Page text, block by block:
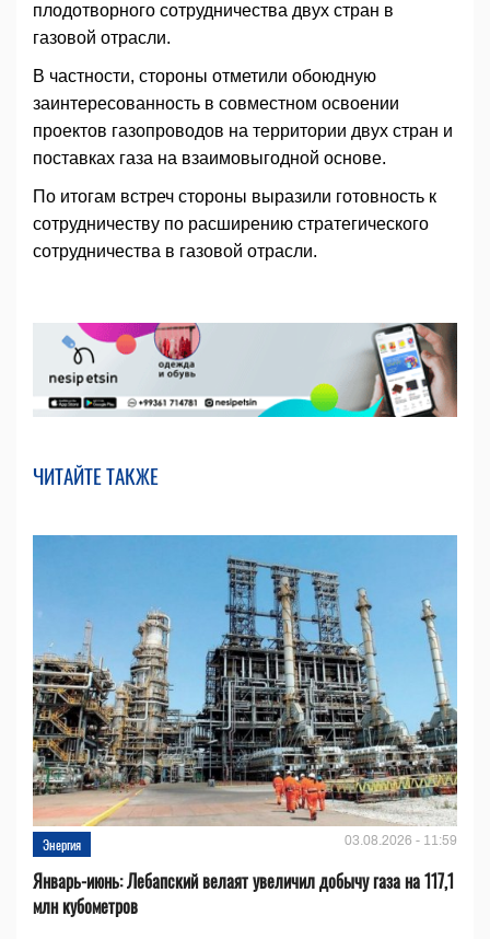
плодотворного сотрудничества двух стран в
газовой отрасли.
В частности, стороны отметили обоюдную
заинтересованность в совместном освоении
проектов газопроводов на территории двух стран и
поставках газа на взаимовыгодной основе.
По итогам встреч стороны выразили готовность к
сотрудничеству по расширению стратегического
сотрудничества в газовой отрасли.
ЧИТАЙТЕ ТАКЖЕ
Энергия 03.08.2026 - 11:59
Январь-июнь: Лебапский велаят увеличил добычу газа на 117,1
млн кубометров